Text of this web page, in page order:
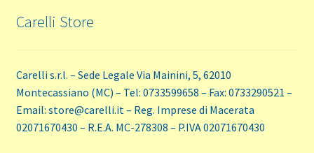
Carelli Store
Carelli s.r.l. – Sede Legale Via Mainini, 5, 62010
Montecassiano (MC) – Tel: 0733599658 – Fax: 0733290521 –
Email: store@carelli.it – Reg. Imprese di Macerata
02071670430 – R.E.A. MC-278308 – P.IVA 02071670430